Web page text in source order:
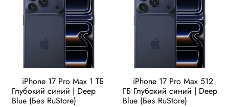
iPhone 17 Pro Max 1 ТБ
Глубокий синий | Deep
Blue (Без RuStore)
iPhone 17 Pro Max 512
ГБ Глубокий синий | Deep
Blue (Без RuStore)